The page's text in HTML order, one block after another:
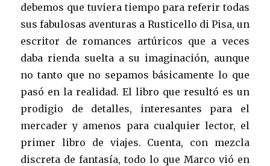
debemos que tuviera tiempo para referir todas
sus fabulosas aventuras a Rusticello di Pisa, un
escritor de romances artúricos que a veces
daba rienda suelta a su imaginación, aunque
no tanto que no sepamos básicamente lo que
pasó en la realidad. El libro que resultó es un
prodigio de detalles, interesantes para el
mercader y amenos para cualquier lector, el
primer libro de viajes. Cuenta, con mezcla
discreta de fantasía, todo lo que Marco vió en